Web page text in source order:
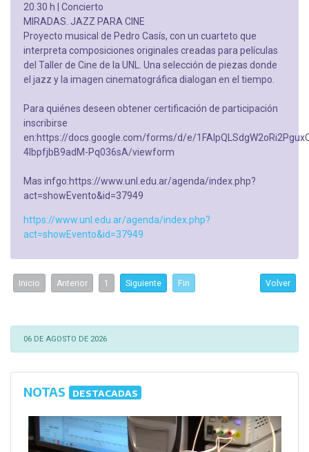
20.30 h | Concierto
MIRADAS. JAZZ PARA CINE
Proyecto musical de Pedro Casís, con un cuarteto que
interpreta composiciones originales creadas para películas
del Taller de Cine de la UNL. Una selección de piezas donde
el jazz y la imagen cinematográfica dialogan en el tiempo.
Para quiénes deseen obtener certificación de participación
inscribirse
en:https://docs.google.com/forms/d/e/
4IbpfjbB9adM-Pq036sA/viewform
Mas infgo:https://www.unl.edu.ar/agenda/index.php?
act=showEvento&id=37949
https://www.unl.edu.ar/agenda/index.php?
act=showEvento&id=37949
Inicio Anterior 1 Siguiente Fin Volver
06 DE AGOSTO DE 2026
NOTAS DESTACADAS